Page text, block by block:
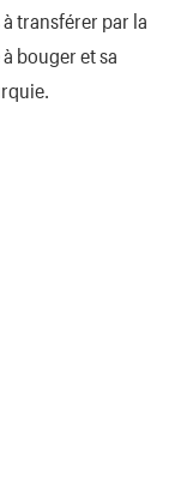
transférer par la
bouger et sa